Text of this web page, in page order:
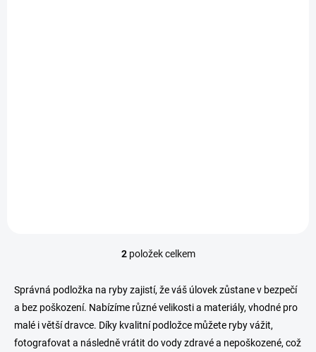
O
l
d
a
c
2položek celkem
Správná podložka na ryby zajistí, že váš úlovek zůstane v bezpečí
a bez poškození. Nabízíme různé velikosti a materiály, vhodné pro
malé i větší dravce. Díky kvalitní podložce můžete ryby vážit,
fotografovat a následně vrátit do vody zdravé a nepoškozené, což